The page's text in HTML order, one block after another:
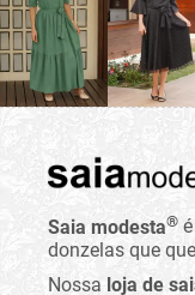
Saia modesta®
donzelas que
Nossa loja de